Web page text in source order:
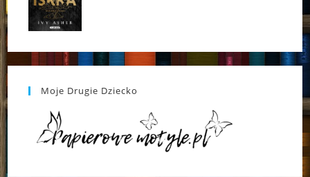
Moje Drugie Dziecko